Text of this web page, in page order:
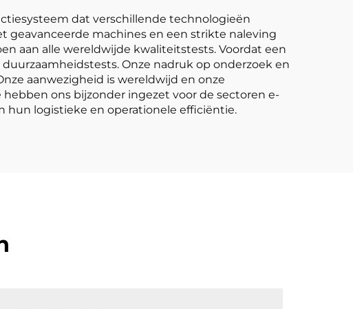
dat verschillende technologieën
machines en een strikte naleving
aan alle wereldwijde kwaliteitstests. Voordat een
Onze nadruk op onderzoek en
aanwezigheid is wereldwijd en onze
ons bijzonder ingezet voor de sectoren e-
hun logistieke en operationele efficiëntie.